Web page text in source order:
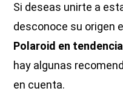
Si deseas unirte a
desconoce su origen
Polaroid en
hay algunas
en cuenta.